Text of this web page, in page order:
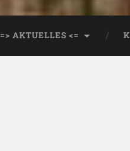
=> AKTUELLES <=